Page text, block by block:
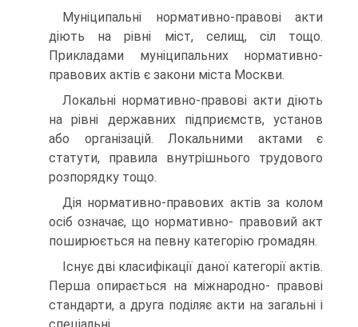
Муніципальні нормативно-правові акти
діють на рівні міст, селищ, сіл тощо.
Прикладами муніципальних нормативно-
правових актів є закони міста Москви.
Локальні нормативно-правові акти діють
на рівні державних підприємств, установ
або організацій. Локальними актами є
статути, правила внутрішнього трудового
розпорядку тощо.
Дія нормативно-правових актів за колом
осіб означає, що нормативно- правовий акт
поширюється на певну категорію громадян.
Існує дві класифікації даної категорії актів.
Перша опирається на міжнародно- правові
стандарти, а друга поділяє акти на загальні і
спеціальні.